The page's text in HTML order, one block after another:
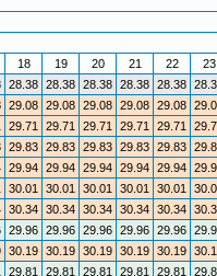
18 19 20 21 22
23
28.38 28.38 28.38 28.38 28.38
29.08 29.08 29.08 29.08 29.08
29.71 29.71 29.71 29.71 29.71
29.83 29.83 29.83 29.83 29.83
29.94 29.94 29.94 29.94 29.94
30.01 30.01 30.01 30.01 30.01
30.34 30.34 30.34 30.34 30.34
29.96 29.96 29.96 29.96 29.96
30.19 30.19 30.19 30.19 30.19
29.81 29.81 29.81 29.81 29.81